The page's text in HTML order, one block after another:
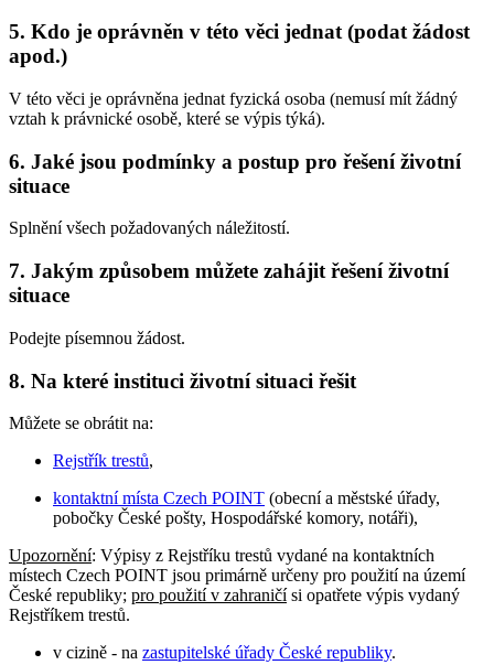
5. Kdo je oprávněn v této věci jednat (podat žádost
apod.)
V této věci je oprávněna jednat fyzická osoba (nemusí mít žádný
vztah k právnické osobě, které se výpis týká).
6. Jaké jsou podmínky a postup pro řešení životní
situace
Splnění všech požadovaných náležitostí.
7. Jakým způsobem můžete zahájit řešení životní
situace
Podejte písemnou žádost.
8. Na které instituci životní situaci řešit
Můžete se obrátit na:
Rejstřík trestů,
kontaktní místa Czech POINT (obecní a městské úřady,
pobočky České pošty, Hospodářské komory, notáři),
Upozornění: Výpisy z Rejstříku trestů vydané na kontaktních
místech Czech POINT jsou primárně určeny pro použití na území
České republiky; pro použití v zahraničísi opatřete výpis vydaný
Rejstříkem trestů.
v cizině - na zastupitelské úřady České republiky.